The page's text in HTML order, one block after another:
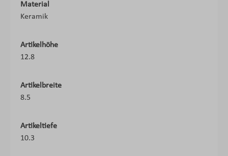
Material
Keramik
Artikelhöhe
12.8
Artikelbreite
8.5
Artikeltiefe
10.3